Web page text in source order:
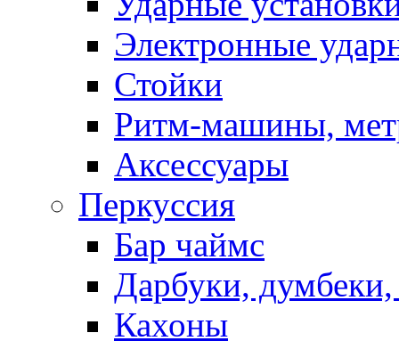
Электронные
Стойки
Ритм-машины,
Аксессуары
Перкуссия
Бар чаймс
Дарбуки,
Кахоны